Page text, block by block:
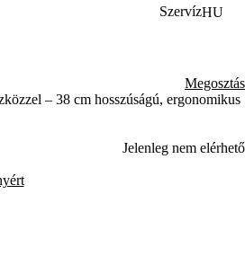
SzervízHU
Megosztás
– 38 cm hosszúságú, ergonomikus
Jelenleg nem elérhető